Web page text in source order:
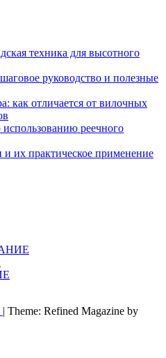
техника для высотного
руководство и полезные
как отличается от вилочных
реечного
их практическое применение
| Theme: Refined Magazine by